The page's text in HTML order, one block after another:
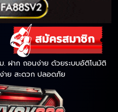
ฝาก ถอนง่าย ด้วยระบบอัติโนมัติ
าย สะดวก ปลอดภัย